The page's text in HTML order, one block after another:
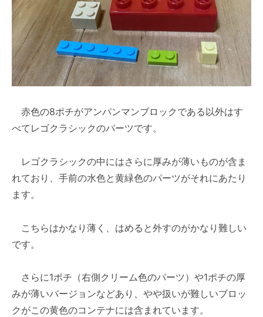
赤色の8ポチがアンパンマンブロックである以外はす
べてレゴクラシックのパーツです。
レゴクラシックの中にはさらに厚みが薄いものが含ま
れており、手前の水色と黄緑色のパーツがそれにあたり
ます。
こちらはかなり薄く、はめると外すのがかなり難しい
です。
さらに1ポチ（右側クリーム色のパーツ）や1ポチの厚
みが薄いバージョンなどあり、やや扱いが難しいブロッ
クがこの黄色のコンテナには含まれています。